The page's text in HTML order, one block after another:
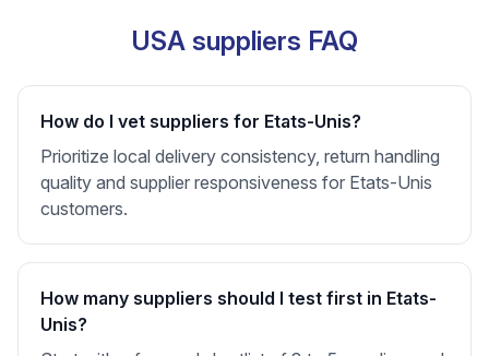
USA suppliers FAQ
How do I vet suppliers for Etats-Unis?
Prioritize local delivery consistency, return handling
quality and supplier responsiveness for Etats-Unis
customers.
How many suppliers should I test first in Etats-
Unis?